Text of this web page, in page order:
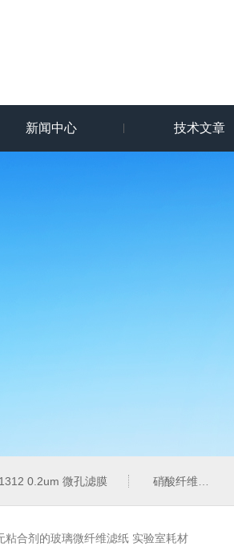
新闻中心 技术文章
0.2um 微孔滤膜 硝酸纤维素( NC 膜 )7182-004 0.2um 微孔滤膜
粘合剂的玻璃微纤维滤纸 实验室耗材